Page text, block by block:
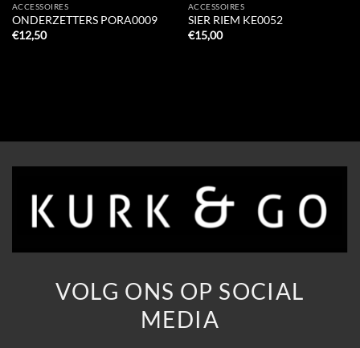
ACCESSOIRES
ONDERZETTERS PORA0009
€12,50
ACCESSOIRES
SIER RIEM KE0052
€15,00
VOLG ONS OP SOCIAL
MEDIA